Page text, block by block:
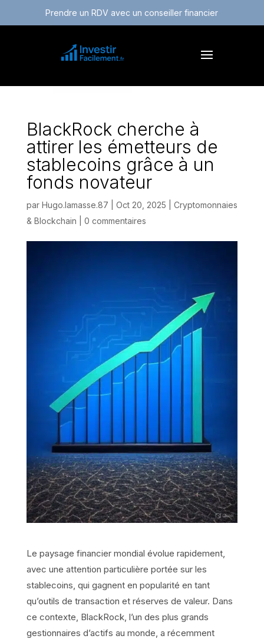
Prendre un RDV avec un conseiller financier
BlackRock cherche à
attirer les émetteurs de
stablecoins grâce à un
fonds novateur
par Hugo.lamasse.87 Oct 20, 2025
Cryptomonnaies
& Blockchain
0 commentaires
Le paysage financier mondial évolue rapidement,
avec une attention particulière portée sur les
stablecoins, qui gagnent en popularité en tant
qu’outils de transaction et réserves de valeur. Dans
ce contexte, BlackRock, l’un des plus grands
gestionnaires d’actifs au monde, a récemment